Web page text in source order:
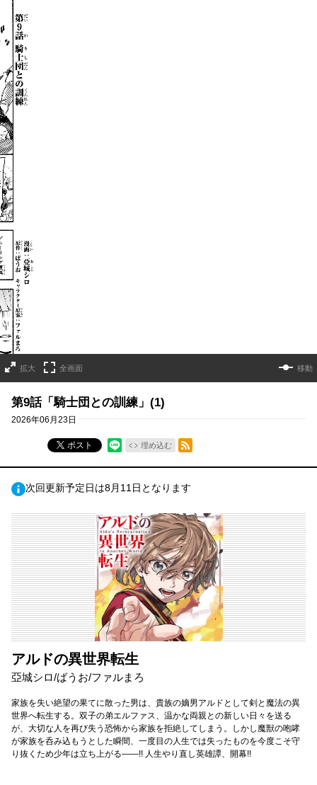
拡大 全画面 移動
第9話「騎士団との訓練」(1)
2026年06月23日
ポスト 埋め込む
RSSフィード
次回更新予定日は8月11日となります
アルドの異世界転生
亞城シロ/ばうお/ファルまろ
家族を失い絶望の果てに散った男は、貴族の嫡男アルドとして剣と魔法の異
世界へ転生する。双子の弟エルファス、温かな両親との新しい日々を送る
が、大切な人を再び失う恐怖から家族を拒絶してしまう。しかし魔獣の咆哮
が家族を呑み込もうとした瞬間、一度目の人生では失ったものを今度こそ守
り抜くため少年は立ち上がる――!! 人生やり直し英雄譚、開幕!!